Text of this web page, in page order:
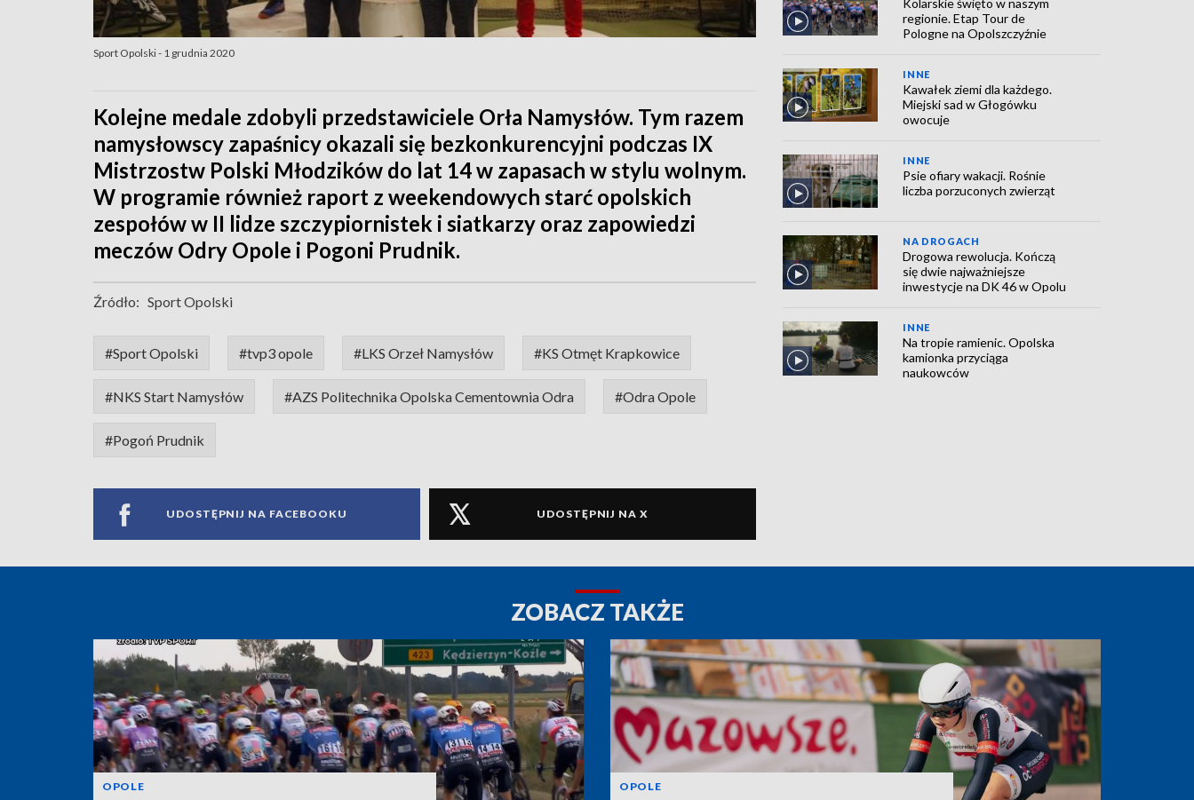
Sport Opolski - 1 grudnia 2020
Kolejne medale zdobyli przedstawiciele Orła Namysłów. Tym razem
namysłowscy zapaśnicy okazali się bezkonkurencyjni podczas IX
Mistrzostw Polski Młodzików do lat 14 w zapasach w stylu wolnym.
W programie również raport z weekendowych starć opolskich
zespołów w II lidze szczypiornistek i siatkarzy oraz zapowiedzi
meczów Odry Opole i Pogoni Prudnik.
Źródło: Sport Opolski
#Sport Opolski #tvp3 opole #LKS Orzeł Namysłów #KS Otmęt Krapkowice
#NKS Start Namysłów #AZS Politechnika Opolska Cementownia Odra #Odra Opole
#Pogoń Prudnik
UDOSTĘPNIJ NA FACEBOOKU UDOSTĘPNIJ NA X
regionie. Etap Tour de
Pologne na Opolszczyźnie
INNE
Kawałek ziemi dla każdego.
Miejski sad w Głogówku
owocuje
INNE
Psie ofiary wakacji. Rośnie
liczba porzuconych zwierząt
NA DROGACH
Drogowa rewolucja. Kończą
się dwie najważniejsze
inwestycje na DK 46 w Opolu
INNE
Na tropie ramienic. Opolska
kamionka przyciąga
naukowców
ZOBACZ TAKŻE
OPOLE OPOLE